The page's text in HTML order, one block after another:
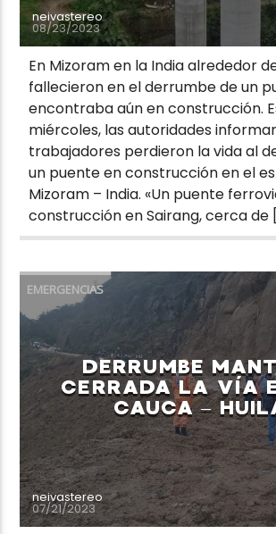
neivastereo
08/23/2023
En Mizoram en la India alrededor
fallecieron en el derrumbe de un
encontraba aún en construcción.
miércoles, las autoridades
trabajadores perdieron la vida al
un puente en construcción en el
Mizoram – India. «Un puente
construcción en Sairang, cerca de
EMERGENCIAS
DERRUMBE
CERRADA LA VÍA
CAUCA –
neivastereo
07/21/2023